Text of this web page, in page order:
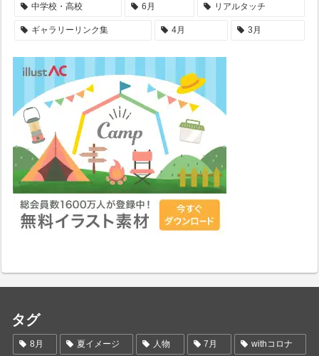
中学校・高校 6月 リアルタッチ
ギャラリーリンク集 4月 3月
タグ
8月 夏イメージ 人物 7月 withコロナ